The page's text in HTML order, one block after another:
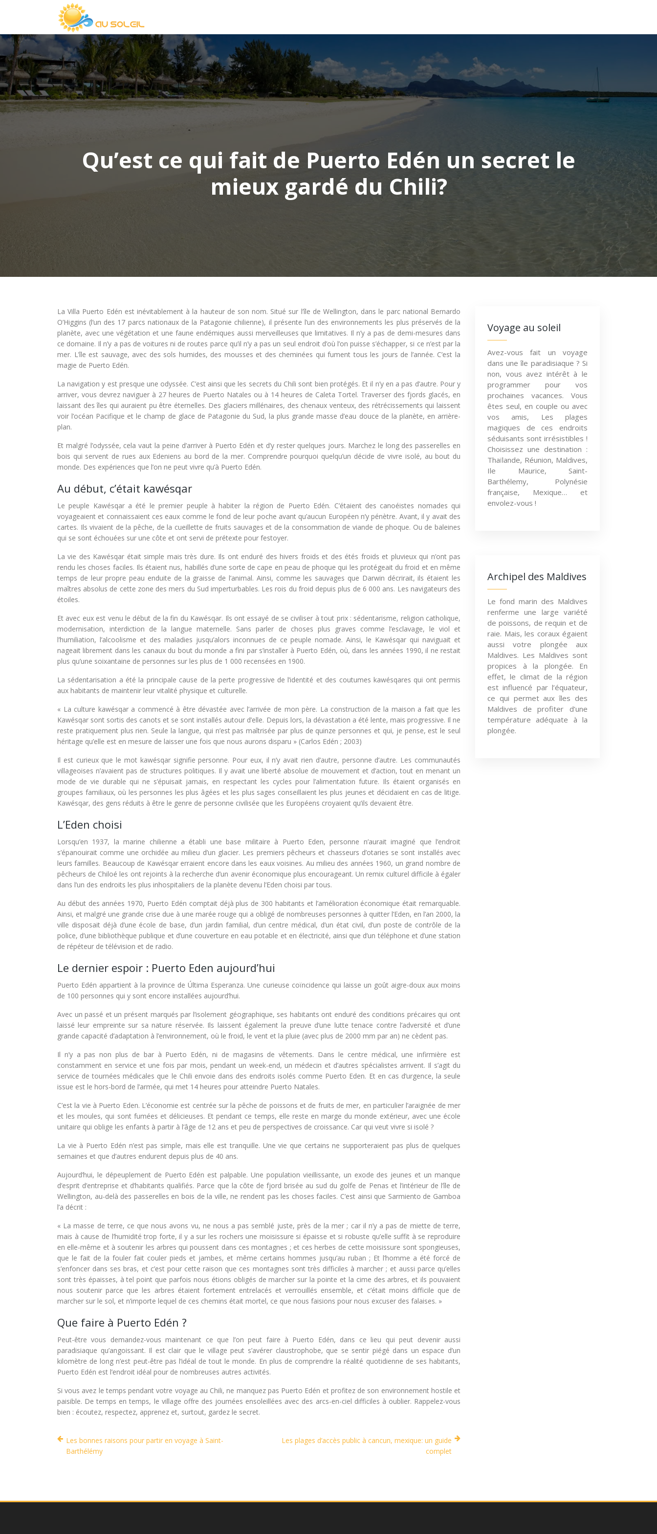
Qu’est ce qui fait de Puerto Edén un secret le
mieux gardé du Chili?
La Villa Puerto Edén est inévitablement à la hauteur de son nom. Situé sur l’île de Wellington, dans le parc national Bernardo
O’Higgins (l’un des 17 parcs nationaux de la Patagonie chilienne), il présente l’un des environnements les plus préservés de la
planète, avec une végétation et une faune endémiques aussi merveilleuses que limitatives. Il n’y a pas de demi-mesures dans
ce domaine. Il n’y a pas de voitures ni de routes parce qu’il n’y a pas un seul endroit d’où l’on puisse s’échapper, si ce n’est par la
mer. L’île est sauvage, avec des sols humides, des mousses et des cheminées qui fument tous les jours de l’année. C’est la
magie de Puerto Edén.
La navigation y est presque une odyssée. C’est ainsi que les secrets du Chili sont bien protégés. Et il n’y en a pas d’autre. Pour y
arriver, vous devrez naviguer à 27 heures de Puerto Natales ou à 14 heures de Caleta Tortel. Traverser des fjords glacés, en
laissant des îles qui auraient pu être éternelles. Des glaciers millénaires, des chenaux venteux, des rétrécissements qui laissent
voir l’océan Pacifique et le champ de glace de Patagonie du Sud, la plus grande masse d’eau douce de la planète, en arrière-
plan.
Et malgré l’odyssée, cela vaut la peine d’arriver à Puerto Edén et d’y rester quelques jours. Marchez le long des passerelles en
bois qui servent de rues aux Edeniens au bord de la mer. Comprendre pourquoi quelqu’un décide de vivre isolé, au bout du
monde. Des expériences que l’on ne peut vivre qu’à Puerto Edén.
Au début, c’était kawésqar
Le peuple Kawésqar a été le premier peuple à habiter la région de Puerto Edén. C’étaient des canoéistes nomades qui
voyageaient et connaissaient ces eaux comme le fond de leur poche avant qu’aucun Européen n’y pénètre. Avant, il y avait des
cartes. Ils vivaient de la pêche, de la cueillette de fruits sauvages et de la consommation de viande de phoque. Ou de baleines
qui se sont échouées sur une côte et ont servi de prétexte pour festoyer.
La vie des Kawésqar était simple mais très dure. Ils ont enduré des hivers froids et des étés froids et pluvieux qui n’ont pas
rendu les choses faciles. Ils étaient nus, habillés d’une sorte de cape en peau de phoque qui les protégeait du froid et en même
temps de leur propre peau enduite de la graisse de l’animal. Ainsi, comme les sauvages que Darwin décrirait, ils étaient les
maîtres absolus de cette zone des mers du Sud imperturbables. Les rois du froid depuis plus de 6 000 ans. Les navigateurs des
étoiles.
Et avec eux est venu le début de la fin du Kawésqar. Ils ont essayé de se civiliser à tout prix : sédentarisme, religion catholique,
modernisation, interdiction de la langue maternelle. Sans parler de choses plus graves comme l’esclavage, le viol et
l’humiliation, l’alcoolisme et des maladies jusqu’alors inconnues de ce peuple nomade. Ainsi, le Kawésqar qui naviguait et
nageait librement dans les canaux du bout du monde a fini par s’installer à Puerto Edén, où, dans les années 1990, il ne restait
plus qu’une soixantaine de personnes sur les plus de 1 000 recensées en 1900.
La sédentarisation a été la principale cause de la perte progressive de l’identité et des coutumes kawésqares qui ont permis
aux habitants de maintenir leur vitalité physique et culturelle.
« La culture kawésqar a commencé à être dévastée avec l’arrivée de mon père. La construction de la maison a fait que les
Kawésqar sont sortis des canots et se sont installés autour d’elle. Depuis lors, la dévastation a été lente, mais progressive. Il ne
reste pratiquement plus rien. Seule la langue, qui n’est pas maîtrisée par plus de quinze personnes et qui, je pense, est le seul
héritage qu’elle est en mesure de laisser une fois que nous aurons disparu » (Carlos Edén ; 2003)
Il est curieux que le mot kawésqar signifie personne. Pour eux, il n’y avait rien d’autre, personne d’autre. Les communautés
villageoises n’avaient pas de structures politiques. Il y avait une liberté absolue de mouvement et d’action, tout en menant un
mode de vie durable qui ne s’épuisait jamais, en respectant les cycles pour l’alimentation future. Ils étaient organisés en
groupes familiaux, où les personnes les plus âgées et les plus sages conseillaient les plus jeunes et décidaient en cas de litige.
Kawésqar, des gens réduits à être le genre de personne civilisée que les Européens croyaient qu’ils devaient être.
L’Eden choisi
Lorsqu’en 1937, la marine chilienne a établi une base militaire à Puerto Eden, personne n’aurait imaginé que l’endroit
s’épanouirait comme une orchidée au milieu d’un glacier. Les premiers pêcheurs et chasseurs d’otaries se sont installés avec
leurs familles. Beaucoup de Kawésqar erraient encore dans les eaux voisines. Au milieu des années 1960, un grand nombre de
pêcheurs de Chiloé les ont rejoints à la recherche d’un avenir économique plus encourageant. Un remix culturel difficile à égaler
dans l’un des endroits les plus inhospitaliers de la planète devenu l’Eden choisi par tous.
Au début des années 1970, Puerto Edén comptait déjà plus de 300 habitants et l’amélioration économique était remarquable.
Ainsi, et malgré une grande crise due à une marée rouge qui a obligé de nombreuses personnes à quitter l’Eden, en l’an 2000, la
ville disposait déjà d’une école de base, d’un jardin familial, d’un centre médical, d’un état civil, d’un poste de contrôle de la
police, d’une bibliothèque publique et d’une couverture en eau potable et en électricité, ainsi que d’un téléphone et d’une station
de répéteur de télévision et de radio.
Le dernier espoir : Puerto Eden aujourd’hui
Puerto Edén appartient à la province de Última Esperanza. Une curieuse coïncidence qui laisse un goût aigre-doux aux moins
de 100 personnes qui y sont encore installées aujourd’hui.
Avec un passé et un présent marqués par l’isolement géographique, ses habitants ont enduré des conditions précaires qui ont
laissé leur empreinte sur sa nature réservée. Ils laissent également la preuve d’une lutte tenace contre l’adversité et d’une
grande capacité d’adaptation à l’environnement, où le froid, le vent et la pluie (avec plus de 2000 mm par an) ne cèdent pas.
Il n’y a pas non plus de bar à Puerto Edén, ni de magasins de vêtements. Dans le centre médical, une infirmière est
constamment en service et une fois par mois, pendant un week-end, un médecin et d’autres spécialistes arrivent. Il s’agit du
service de tournées médicales que le Chili envoie dans des endroits isolés comme Puerto Eden. Et en cas d’urgence, la seule
issue est le hors-bord de l’armée, qui met 14 heures pour atteindre Puerto Natales.
C’est la vie à Puerto Eden. L’économie est centrée sur la pêche de poissons et de fruits de mer, en particulier l’araignée de mer
et les moules, qui sont fumées et délicieuses. Et pendant ce temps, elle reste en marge du monde extérieur, avec une école
unitaire qui oblige les enfants à partir à l’âge de 12 ans et peu de perspectives de croissance. Car qui veut vivre si isolé ?
La vie à Puerto Edén n’est pas simple, mais elle est tranquille. Une vie que certains ne supporteraient pas plus de quelques
semaines et que d’autres endurent depuis plus de 40 ans.
Aujourd’hui, le dépeuplement de Puerto Edén est palpable. Une population vieillissante, un exode des jeunes et un manque
d’esprit d’entreprise et d’habitants qualifiés. Parce que la côte de fjord brisée au sud du golfe de Penas et l’intérieur de l’île de
Wellington, au-delà des passerelles en bois de la ville, ne rendent pas les choses faciles. C’est ainsi que Sarmiento de Gamboa
l’a décrit :
« La masse de terre, ce que nous avons vu, ne nous a pas semblé juste, près de la mer ; car il n’y a pas de miette de terre,
mais à cause de l’humidité trop forte, il y a sur les rochers une moisissure si épaisse et si robuste qu’elle suffit à se reproduire
en elle-même et à soutenir les arbres qui poussent dans ces montagnes ; et ces herbes de cette moisissure sont spongieuses,
que le fait de la fouler fait couler pieds et jambes, et même certains hommes jusqu’au ruban ; Et l’homme a été forcé de
s’enfoncer dans ses bras, et c’est pour cette raison que ces montagnes sont très difficiles à marcher ; et aussi parce qu’elles
sont très épaisses, à tel point que parfois nous étions obligés de marcher sur la pointe et la cime des arbres, et ils pouvaient
nous soutenir parce que les arbres étaient fortement entrelacés et verrouillés ensemble, et c’était moins difficile que de
marcher sur le sol, et n’importe lequel de ces chemins était mortel, ce que nous faisions pour nous excuser des falaises. »
Que faire à Puerto Edén ?
Peut-être vous demandez-vous maintenant ce que l’on peut faire à Puerto Edén, dans ce lieu qui peut devenir aussi
paradisiaque qu’angoissant. Il est clair que le village peut s’avérer claustrophobe, que se sentir piégé dans un espace d’un
kilomètre de long n’est peut-être pas l’idéal de tout le monde. En plus de comprendre la réalité quotidienne de ses habitants,
Puerto Edén est l’endroit idéal pour de nombreuses autres activités.
Si vous avez le temps pendant votre voyage au Chili, ne manquez pas Puerto Edén et profitez de son environnement hostile et
paisible. De temps en temps, le village offre des journées ensoleillées avec des arcs-en-ciel difficiles à oublier. Rappelez-vous
bien : écoutez, respectez, apprenez et, surtout, gardez le secret.
Les bonnes raisons pour partir en voyage à Saint-
Barthélémy
Les plages d’accès public à cancun, mexique: un guide
complet
Voyage au soleil
Avez-vous fait un voyage
dans une île paradisiaque ? Si
non, vous avez intérêt à le
programmer pour vos
prochaines vacances. Vous
êtes seul, en couple ou avec
vos amis, Les plages
magiques de ces endroits
séduisants sont irrésistibles !
Choisissez une destination :
Thaïlande, Réunion, Maldives,
Ile Maurice, Saint-
Barthélemy, Polynésie
française, Mexique… et
envolez-vous !
Archipel des Maldives
Le fond marin des Maldives
renferme une large variété
de poissons, de requin et de
raie. Mais, les coraux égaient
aussi votre plongée aux
Maldives. Les Maldives sont
propices à la plongée. En
effet, le climat de la région
est influencé par l’équateur,
ce qui permet aux îles des
Maldives de profiter d’une
température adéquate à la
plongée.